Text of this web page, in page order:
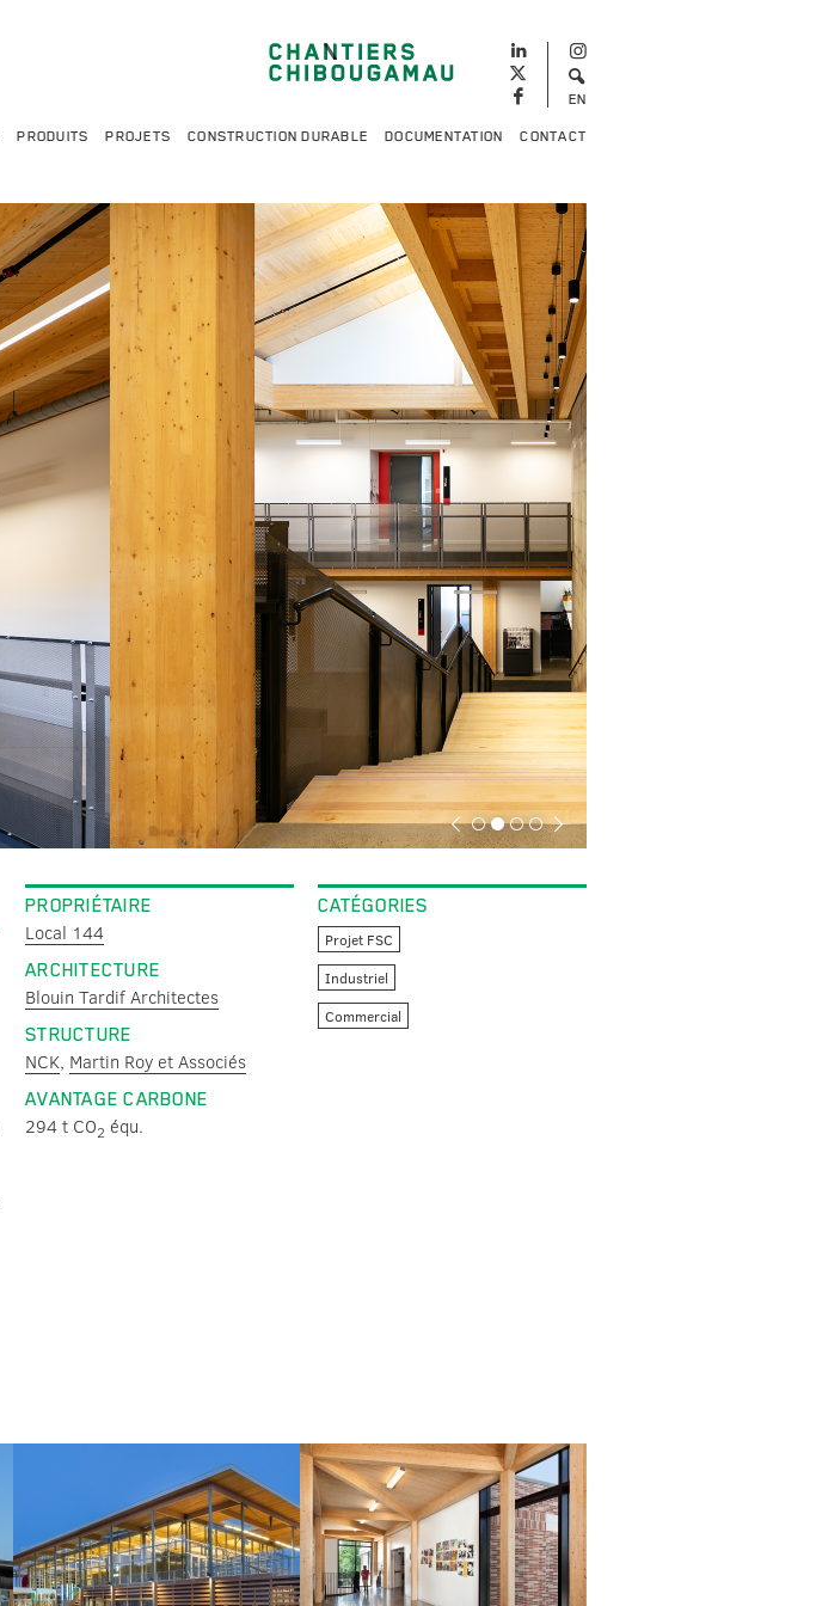
EN
PRODUITS PROJETS CONSTRUCTION DURABLE DOCUMENTATION CONTACT
PROPRIÉTAIRE
Local 144
ARCHITECTURE
Blouin Tardif Architectes
STRUCTURE
NCK, Martin Roy et Associés
AVANTAGE CARBONE
294 t CO2 équ.
CATÉGORIES
Projet FSC
Industriel
Commercial